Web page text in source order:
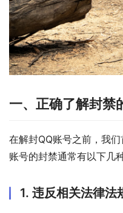
一、正确了解封禁
在解封QQ账号之前，我
账号的封禁通常有以下几
1. 违反相关法律法